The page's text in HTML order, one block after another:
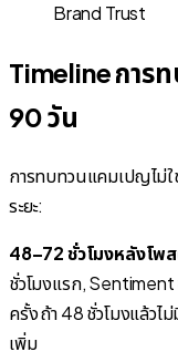
Brand Trust
Timeline การ
90 วัน
การทบทวนแคมเปญไม่
ระยะ:
48–72 ชั่วโมงหลังโพ
ชั่วโมงแรก,
ครั้ง ถ้า 48 ชั่วโมงแล้ว
เพิ่ม